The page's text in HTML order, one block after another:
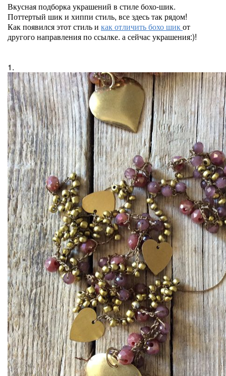
Вкусная подборка украшений в стиле бохо-шик.
Поттертый шик и хиппи стиль, все здесь так рядом!
Как появился этот стиль и как отличить бохо шикот
другого направления по ссылке. а сейчас украшения:)!
1.